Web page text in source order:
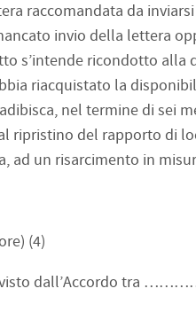
raccomandata da
invio della lettera
s’intende ricondotto alla
riacquistato la
nel termine di sei
ripristino del rapporto di
ad un risarcimento in
(4)
previsto